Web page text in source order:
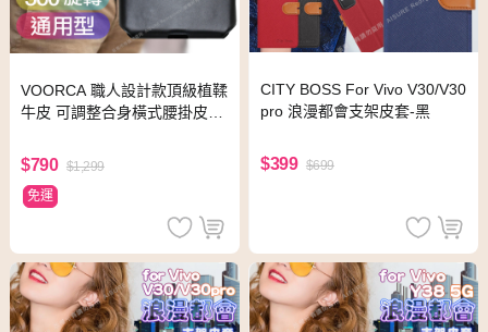
VOORCA 職人設計款頂級植鞣
牛皮 可調整合身橫式腰掛皮套f
$790 $1,299
免運
CITY BOSS For Vivo V30/V30
pro 浪漫都會支架皮套-黑
$399 $699